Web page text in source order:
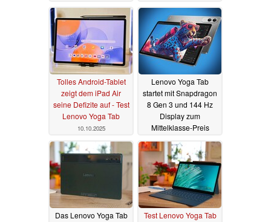
13.10.2025
Tolles Android-Tablet
zeigt dem iPad Air
seine Defizite auf - Test
Lenovo Yoga Tab
10.10.2025
Lenovo Yoga Tab
startet mit Snapdragon
8 Gen 3 und 144 Hz
Display zum
Mittelklasse-Preis
18.09.2025
Das Lenovo Yoga Tab
Test Lenovo Yoga Tab